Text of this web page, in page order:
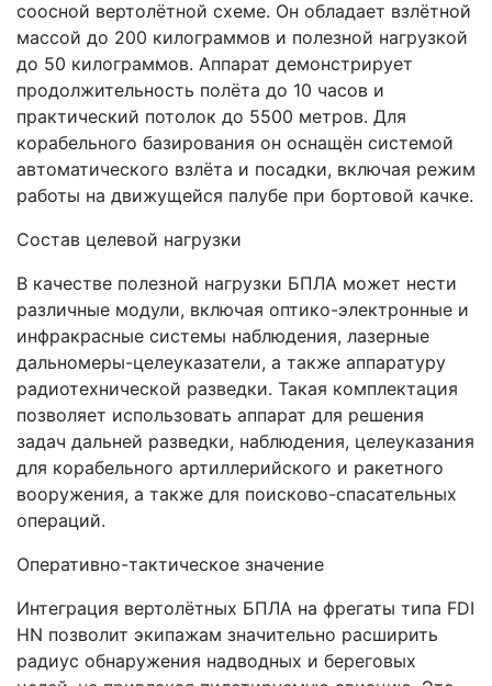
соосной вертолётной схеме. Он обладает взлётной
массой до 200 килограммов и полезной нагрузкой
до 50 килограммов. Аппарат демонстрирует
продолжительность полёта до 10 часов и
практический потолок до 5500 метров. Для
корабельного базирования он оснащён системой
автоматического взлёта и посадки, включая режим
работы на движущейся палубе при бортовой качке.
Состав целевой нагрузки
В качестве полезной нагрузки БПЛА может нести
различные модули, включая оптико-электронные и
инфракрасные системы наблюдения, лазерные
дальномеры-целеуказатели, а также аппаратуру
радиотехнической разведки. Такая комплектация
позволяет использовать аппарат для решения
задач дальней разведки, наблюдения, целеуказания
для корабельного артиллерийского и ракетного
вооружения, а также для поисково-спасательных
операций.
Оперативно-тактическое значение
Интеграция вертолётных БПЛА на фрегаты типа FDI
HN позволит экипажам значительно расширить
радиус обнаружения надводных и береговых